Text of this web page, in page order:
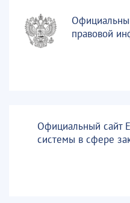
правовой
Официальный сайт
системы в сфере